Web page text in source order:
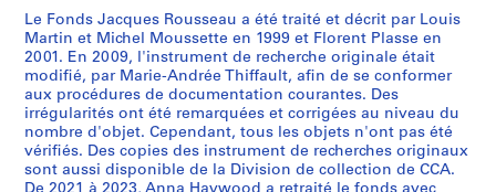
ç
o
n
n
e
r
i
e
q
u
e
t
t
e
e
e
r
w
o
r
k
s
e
"
,
1
4
m
a
t
i
o
n
"
a
u
u
r
e
o
f
c
o
t
a
n
e
,
1
9
d
e
n
t
i
f
i
n
c
e
p
o
u
r
Le Fonds Jacques Rousseau a été traité et décrit par Louis
Martin et Michel Moussette en 1999 et Florent Plasse en
2001. En 2009, l'instrument de recherche originale était
modifié, par Marie-Andrée Thiffault, afin de se conformer
aux procédures de documentation courantes. Des
irrégularités ont été remarquées et corrigées au niveau du
nombre d'objet. Cependant, tous les objets n'ont pas été
vérifiés. Des copies des instrument de recherches originaux
sont aussi disponible de la Division de collection de CCA.